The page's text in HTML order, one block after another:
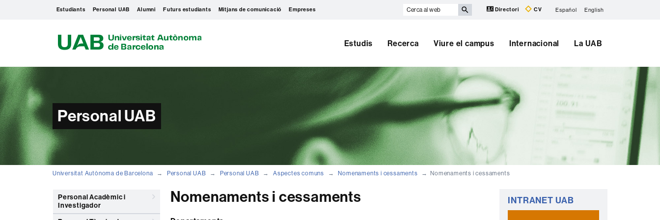
Estudiants Personal UAB Alumni Futurs estudiants Mitjans de comunicació Empreses
Cerca
Directori CV Español English
B
Estudis Recerca Viure el campus Internacional La UAB
Personal UAB
Universitat Autònoma de Barcelona Personal UAB Personal UAB Aspectes comuns Nomenaments i cessaments Nomenaments i cessaments
Personal Acadèmic i
Investigador
Nomenaments i cessaments
Informació
complementària
INTRANET UAB